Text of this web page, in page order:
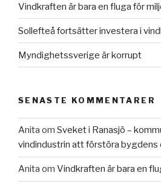
Vindkraften är bara en fluga för
Sollefteå fortsätter investera i
Myndighetssverige är korrupt
SENASTE KOMMENTARER
Anita om Sveket i Ranasjö –
vindindustrin att förstöra bygdens
Anita om Vindkraften är bara en